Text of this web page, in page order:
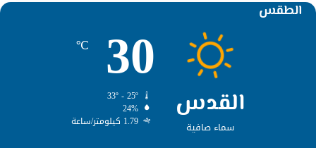
الطقس
القدس
سماء صافية
30
℃
24%
1.79 كيلومتر/ساعة